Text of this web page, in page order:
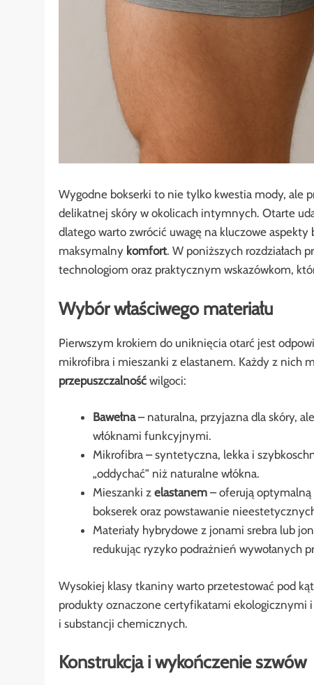
Wygodne bokserki to nie tylko kwestia mody, ale
delikatnej skóry w okolicach intymnych. Otarte
dlatego warto zwrócić uwagę na kluczowe
maksymalny komfort. W poniższych rozdziałach
technologiom oraz praktycznym wskazówkom,
Wybór właściwego materiału
Pierwszym krokiem do uniknięcia otarć jest
mikrofibra i mieszanki z elastanem. Każdy z nich
przepuszczalność wilgoci:
Bawełna– naturalna, przyjazna dla skóry,
włóknami funkcyjnymi.
Mikrofibra – syntetyczna, lekka i
„oddychać” niż naturalne włókna.
Mieszanki z elastanem– oferują optymalną
bokserek oraz powstawanie
Materiały hybrydowe z jonami srebra lub
redukując ryzyko podrażnień wywołanych
Wysokiej klasy tkaniny warto przetestować pod
produkty oznaczone certyfikatami ekologicznymi
i substancji chemicznych.
Konstrukcja i wykończenie szwów